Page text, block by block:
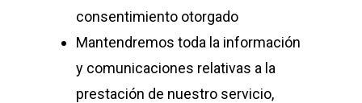
consentimiento otorgado
Mantendremos toda la información
y comunicaciones relativas a la
prestación de nuestro servicio,